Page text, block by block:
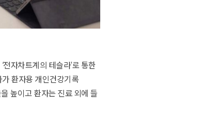
자차트계의 테슬라’로 통한
환자용 개인건강기록
높이고 환자는 진료 외에 들